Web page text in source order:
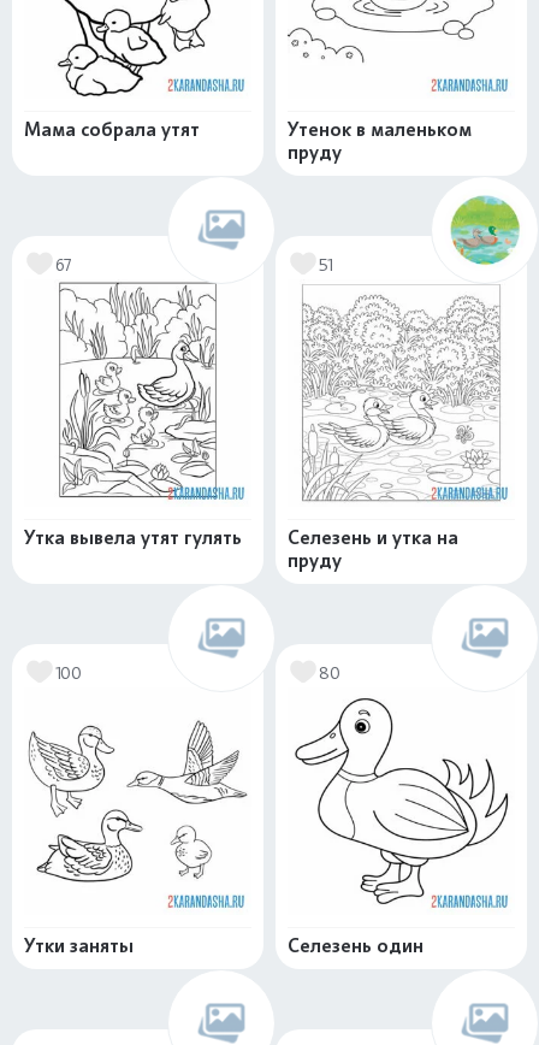
Мама собрала утят
Утенок в маленьком
пруду
67
Утка вывела утят гулять
51
Селезень и утка на
пруду
100
Утки заняты
80
Селезень один